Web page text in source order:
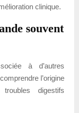
clinique.
souvent
à d’autres
l’origine
digestifs